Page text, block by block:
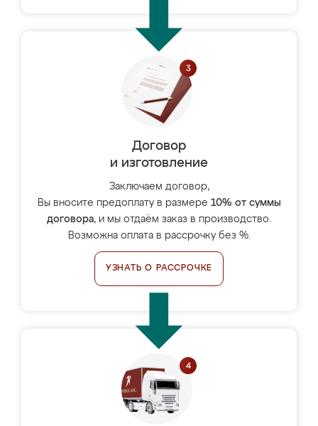
Договор
и изготовление
Заключаем договор,
Вы вносите предоплату в размере 10% от суммы
договора, и мы отдаём заказ в производство.
Возможна оплата в рассрочку без %.
УЗНАТЬ О РАССРОЧКЕ